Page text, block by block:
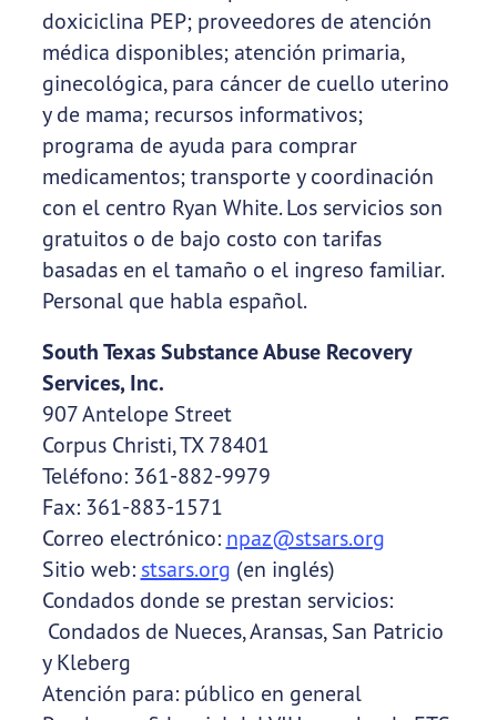
doxiciclina PEP; proveedores de atención
médica disponibles; atención primaria,
ginecológica, para cáncer de cuello uterino
y de mama; recursos informativos;
programa de ayuda para comprar
medicamentos; transporte y coordinación
con el centro Ryan White. Los servicios son
gratuitos o de bajo costo con tarifas
basadas en el tamaño o el ingreso familiar.
Personal que habla español.
South Texas Substance Abuse Recovery
Services, Inc.
907 Antelope Street
Corpus Christi, TX 78401
Teléfono: 361-882-9979
Fax: 361-883-1571
Correo electrónico: npaz@stsars.org
Sitio web: stsars.org (en inglés)
Condados donde se prestan servicios:
Condados de Nueces, Aransas, San Patricio
y Kleberg
Atención para: público en general